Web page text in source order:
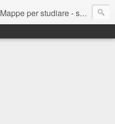
Mappe per studiare - scuola primaria e secondaria di primo grado